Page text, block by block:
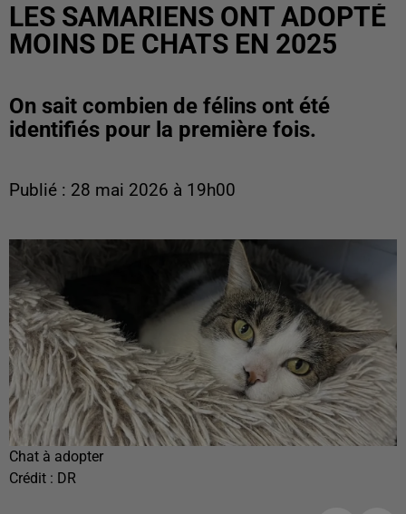
LES SAMARIENS ONT ADOPTÉ
MOINS DE CHATS EN 2025
On sait combien de félins ont été
identifiés pour la première fois.
Publié : 28 mai 2026 à 19h00
Chat à adopter
Crédit : DR